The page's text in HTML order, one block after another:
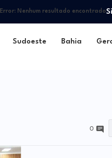
Error:Nenhum resultado encontrado
Sudoeste Bahia
0